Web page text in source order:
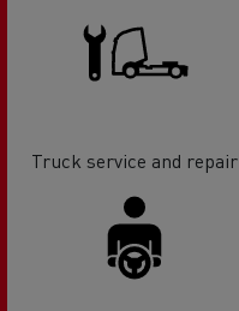
Truck service and repair